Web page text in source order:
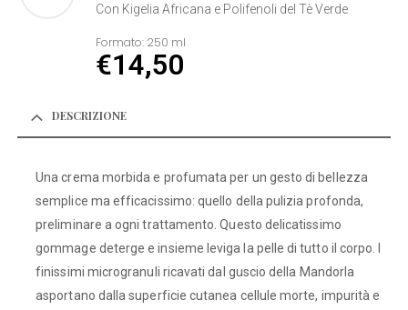
Con Kigelia Africana e Polifenoli del Tè Verde
Formato: 250 ml
€14,50
DESCRIZIONE
Una crema morbida e profumata per un gesto di bellezza
semplice ma efficacissimo: quello della pulizia profonda,
preliminare a ogni trattamento. Questo delicatissimo
gommage deterge e insieme leviga la pelle di tutto il corpo. I
finissimi microgranuli ricavati dal guscio della Mandorla
asportano dalla superficie cutanea cellule morte, impurità e